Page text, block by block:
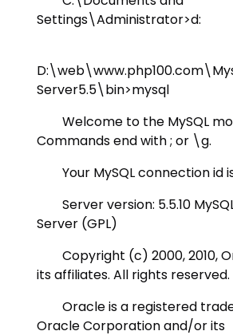
Settings\Administrator>d:
Server5.5\bin>mysql
Welcome to the MySQL
Commands end with ; or \g.
Your MySQL connection id
Server version: 5.5.10
Server (GPL)
Copyright (c) 2000, 2010,
its affiliates. All rights reserved.
Oracle is a registered
Oracle Corporation and/or its